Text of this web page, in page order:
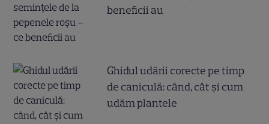
beneficii au
Ghidul udării corecte pe timp
de caniculă: când, cât şi cum
udăm plantele